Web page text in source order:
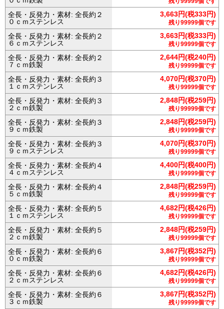
全長・反発力・素材: 全長約２
０ｃｍステンレス
3,663円(税333円)
残り99999個です
全長・反発力・素材: 全長約２
６ｃｍステンレス
3,663円(税333円)
残り99999個です
全長・反発力・素材: 全長約２
７ｃｍ鉄製
2,644円(税240円)
残り99999個です
全長・反発力・素材: 全長約３
１ｃｍステンレス
4,070円(税370円)
残り99999個です
全長・反発力・素材: 全長約３
２ｃｍ鉄製
2,848円(税259円)
残り99999個です
全長・反発力・素材: 全長約３
９ｃｍ鉄製
2,848円(税259円)
残り99999個です
全長・反発力・素材: 全長約３
９ｃｍステンレス
4,070円(税370円)
残り99999個です
全長・反発力・素材: 全長約４
４ｃｍステンレス
4,400円(税400円)
残り99999個です
全長・反発力・素材: 全長約４
５ｃｍ鉄製
2,848円(税259円)
残り99999個です
全長・反発力・素材: 全長約５
１ｃｍステンレス
4,682円(税426円)
残り99999個です
全長・反発力・素材: 全長約５
２ｃｍ鉄製
2,848円(税259円)
残り99999個です
全長・反発力・素材: 全長約６
０ｃｍ鉄製
3,867円(税352円)
残り99999個です
全長・反発力・素材: 全長約６
２ｃｍステンレス
4,682円(税426円)
残り99999個です
全長・反発力・素材: 全長約６
３ｃｍ鉄製
3,867円(税352円)
残り99999個です